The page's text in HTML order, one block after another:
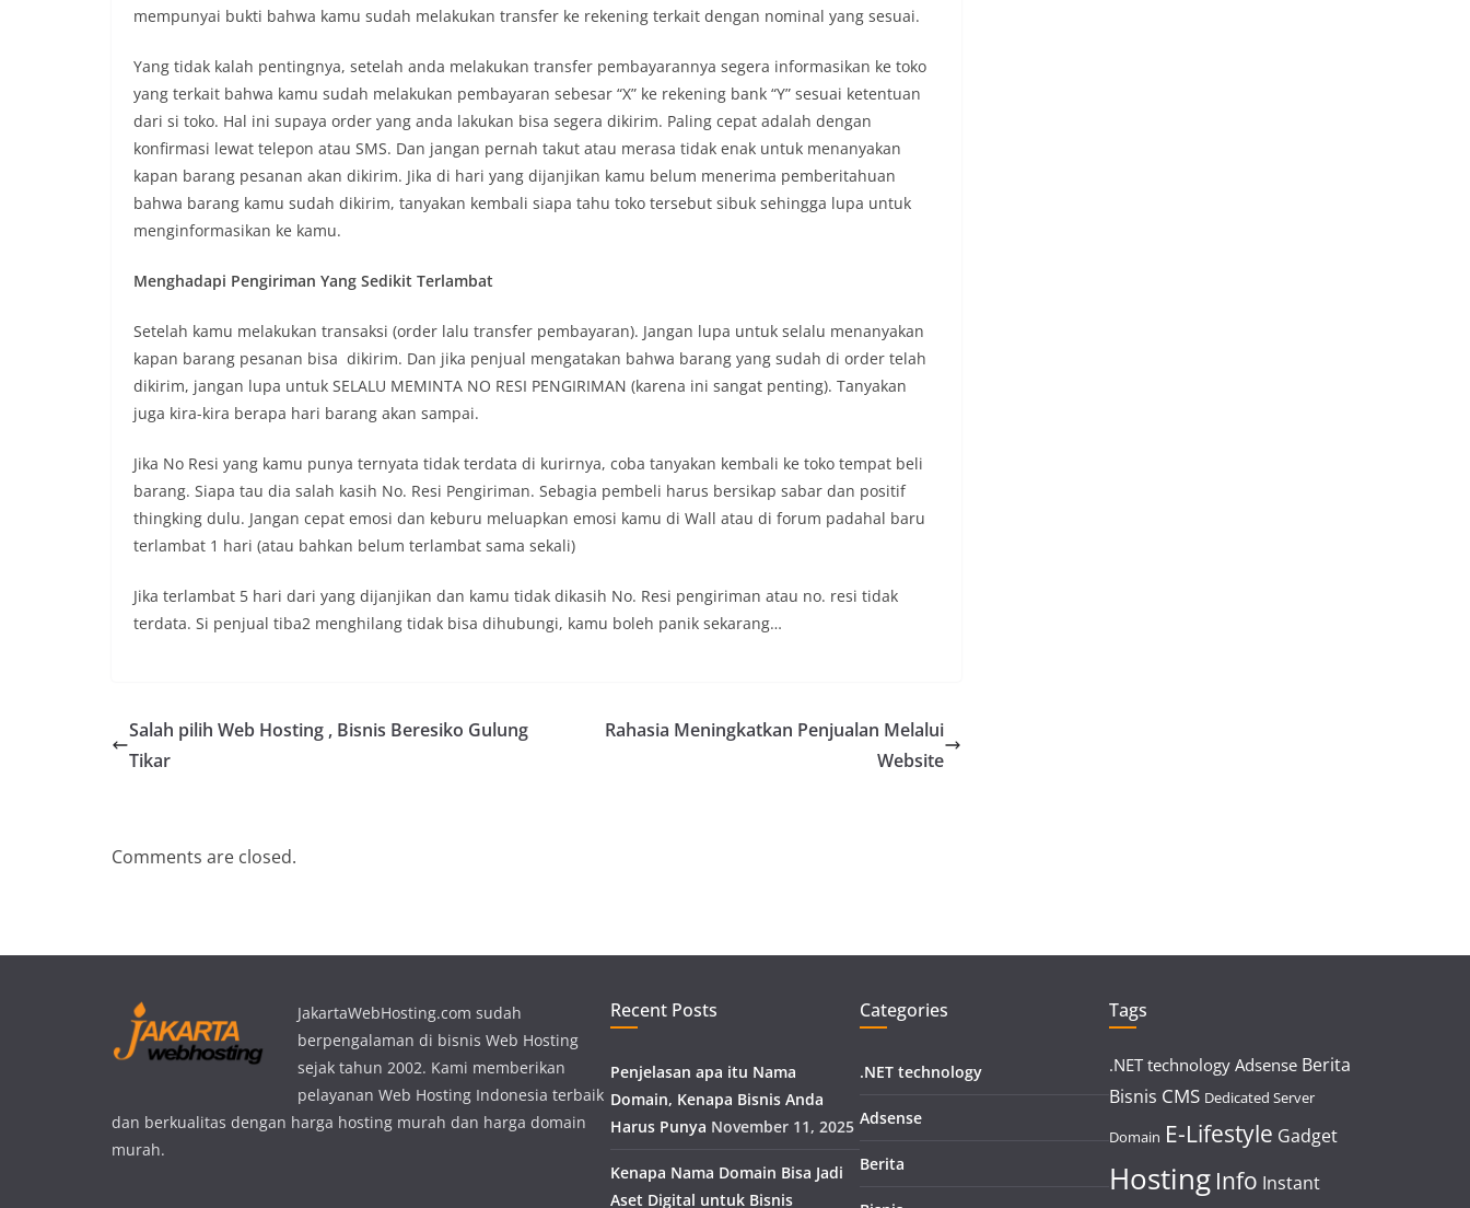
mempunyai bukti bahwa kamu sudah melakukan transfer ke rekening terkait dengan nominal yang sesuai.
Yang tidak kalah pentingnya, setelah anda melakukan transfer pembayarannya segera informasikan ke toko
yang terkait bahwa kamu sudah melakukan pembayaran sebesar “X” ke rekening bank “Y” sesuai ketentuan
dari si toko. Hal ini supaya order yang anda lakukan bisa segera dikirim. Paling cepat adalah dengan
konfirmasi lewat telepon atau SMS. Dan jangan pernah takut atau merasa tidak enak untuk menanyakan
kapan barang pesanan akan dikirim. Jika di hari yang dijanjikan kamu belum menerima pemberitahuan
bahwa barang kamu sudah dikirim, tanyakan kembali siapa tahu toko tersebut sibuk sehingga lupa untuk
menginformasikan ke kamu.
Menghadapi Pengiriman Yang Sedikit Terlambat
Setelah kamu melakukan transaksi (order lalu transfer pembayaran). Jangan lupa untuk selalu menanyakan
kapan barang pesanan bisa dikirim. Dan jika penjual mengatakan bahwa barang yang sudah di order telah
dikirim, jangan lupa untuk SELALU MEMINTA NO RESI PENGIRIMAN (karena ini sangat penting). Tanyakan
juga kira-kira berapa hari barang akan sampai.
Jika No Resi yang kamu punya ternyata tidak terdata di kurirnya, coba tanyakan kembali ke toko tempat beli
barang. Siapa tau dia salah kasih No. Resi Pengiriman. Sebagia pembeli harus bersikap sabar dan positif
thingking dulu. Jangan cepat emosi dan keburu meluapkan emosi kamu di Wall atau di forum padahal baru
terlambat 1 hari (atau bahkan belum terlambat sama sekali)
Jika terlambat 5 hari dari yang dijanjikan dan kamu tidak dikasih No. Resi pengiriman atau no. resi tidak
terdata. Si penjual tiba2 menghilang tidak bisa dihubungi, kamu boleh panik sekarang…
Salah pilih Web Hosting , Bisnis Beresiko Gulung
Tikar
Rahasia Meningkatkan Penjualan Melalui
Website
Comments are closed.
JakartaWebHosting.com sudah
berpengalaman di bisnis Web Hosting
sejak tahun 2002. Kami memberikan
pelayanan Web Hosting Indonesia terbaik
dan berkualitas dengan harga hosting murah dan harga domain
murah.
Recent Posts
Penjelasan apa itu Nama
Domain, Kenapa Bisnis Anda
Harus Punya November 11, 2025
Kenapa Nama Domain Bisa Jadi
Aset Digital untuk Bisnis
Categories
.NET technology
Adsense
Berita
Tags
.NET technology Adsense Berita
Bisnis CMS Dedicated Server
Domain E-Lifestyle Gadget
Hosting Info Instant